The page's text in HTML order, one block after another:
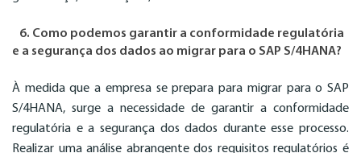
6. Como podemos garantir a conformidade regulatória
e a segurança dos dados ao migrar para o SAP S/4HANA?
À medida que a empresa se prepara para migrar para o SAP
S/4HANA, surge a necessidade de garantir a conformidade
regulatória e a segurança dos dados durante esse processo.
Realizar uma análise abrangente dos requisitos regulatórios é